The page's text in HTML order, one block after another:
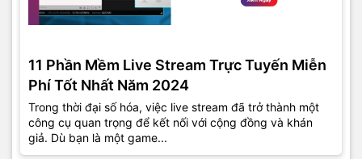
11 Phần Mềm Live Stream Trực Tuyến Miễn
Phí Tốt Nhất Năm 2024
Trong thời đại số hóa, việc live stream đã trở thành một
công cụ quan trọng để kết nối với cộng đồng và khán
giả. Dù bạn là một game...